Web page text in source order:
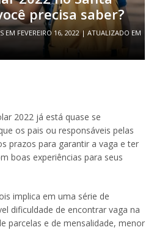
precisa saber?
EM FEVEREIRO 16, 2022| ATUALIZADO EM
2022 já está quase se
os pais ou responsáveis pelas
prazos para garantir a vaga e ter
boas experiências para seus
implica em uma série de
dificuldade de encontrar vaga na
parcelas e de mensalidade, menor